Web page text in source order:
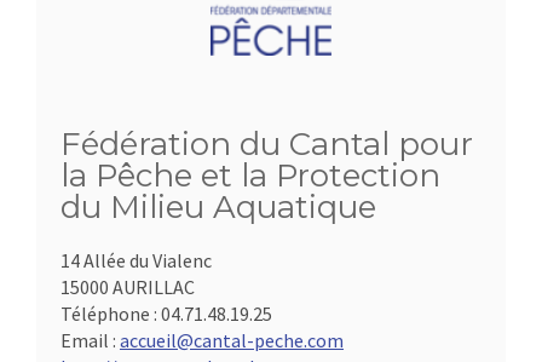
Fédération du Cantal pour
la Pêche et la Protection
du Milieu Aquatique
14 Allée du Vialenc
15000 AURILLAC
Téléphone : 04.71.48.19.25
Email : accueil@cantal-peche.com